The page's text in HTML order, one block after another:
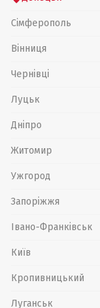
Сімферополь
Вінниця
Чернівці
Луцьк
Дніпро
Житомир
Ужгород
Запоріжжя
Івано-Франківськ
Київ
Кропивницький
Луганськ